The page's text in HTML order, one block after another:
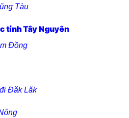
Tàu
tỉnh Tây Nguyên
Đồng
Đăk Lăk